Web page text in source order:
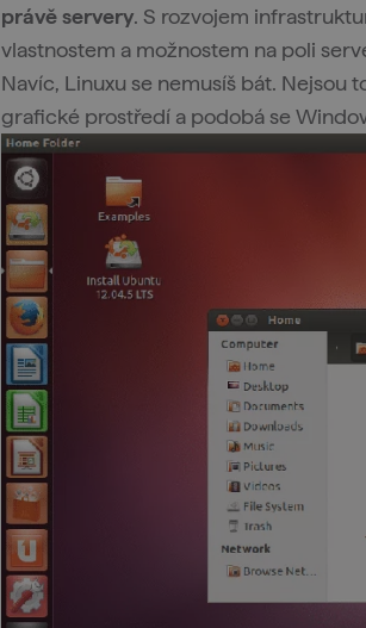
právě servery. S rozvojem
vlastnostem a možnostem na poli
Navíc, Linuxu se nemusíš bát. Nejsou
grafické prostředí a podobá se